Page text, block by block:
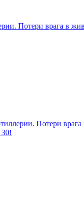
Потери врага в
Потери